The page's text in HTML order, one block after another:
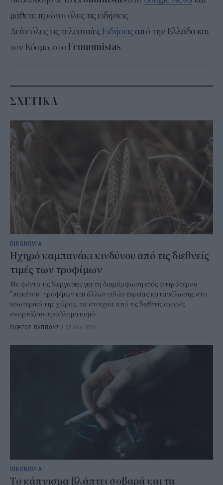
μάθετε πρώτοι όλες τις ειδήσεις
Δείτε όλες τις τελευταίεςΕιδήσειςαπό την Ελλάδα και
τον Κόσμο, στο
ΣΧΕΤΙΚΑ
ΟΙΚΟΝΟΜΙΑ
Ηχηρό καμπανάκι κινδύνου από τις διεθνείς
τιμές των τροφίμων
Με φόντο τις διεργασίες για τη διαμόρφωση ενός φτηνότερου
"πακέτου" τροφίμων και άλλων ειδών ευρείας κατανάλωσης στο
εσωτερικό της χώρας, τα στοιχεία από τις διεθνείς αγορές
σκορπίζουν προβληματισμό.
ΓΙΩΡΓΟΣ ΠΑΠΠΟΥΣ / 07 Αυγ 2026
ΟΙΚΟΝΟΜΙΑ
Το κάπνισμα βλάπτει σοβαρά και τα